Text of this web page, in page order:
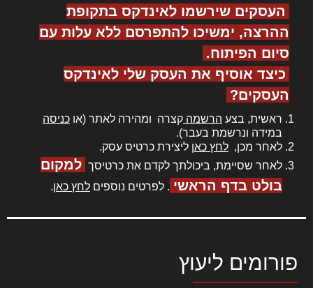
העסקים שירשמו לאינדקס בתקופת
ההרצה, ימשיכו להתפרסם ללא עלות עם
סיום הפיתוח.
כיצד אוסיף את העסק שלי לאינדקס
העסקים?
ראשית, בצע הרשמה קצרה ומהירה לאתר (או כניסה
במידה ונרשמת בעבר).
לאחר מכן, לחץ כאן ליצירת כרטיס עסק.
לאחר שסיימת, ביכולתך לקדם את כרטיסך למקום
בולט בדף הראשי . לפרטים נוספים לחץ כאן.
פורומים ליעוץ